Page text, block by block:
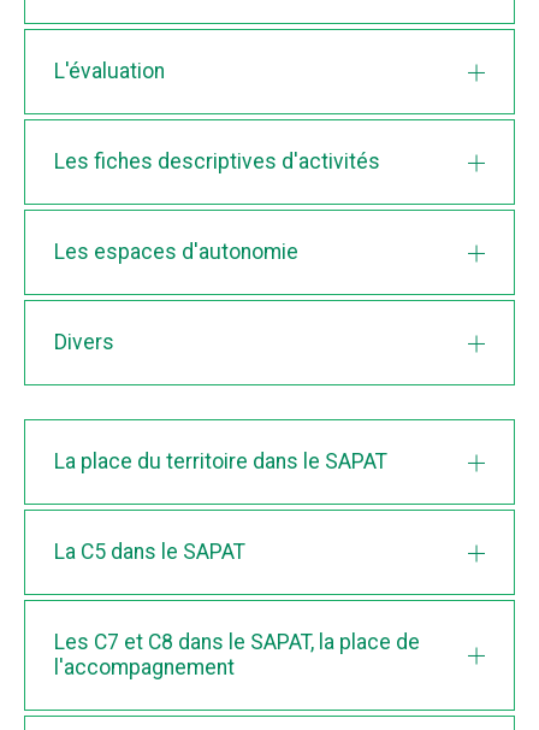
L'évaluation
Les fiches descriptives d'activités
Les espaces d'autonomie
Divers
La place du territoire dans le SAPAT
La C5 dans le SAPAT
Les C7 et C8 dans le SAPAT, la place de
l'accompagnement